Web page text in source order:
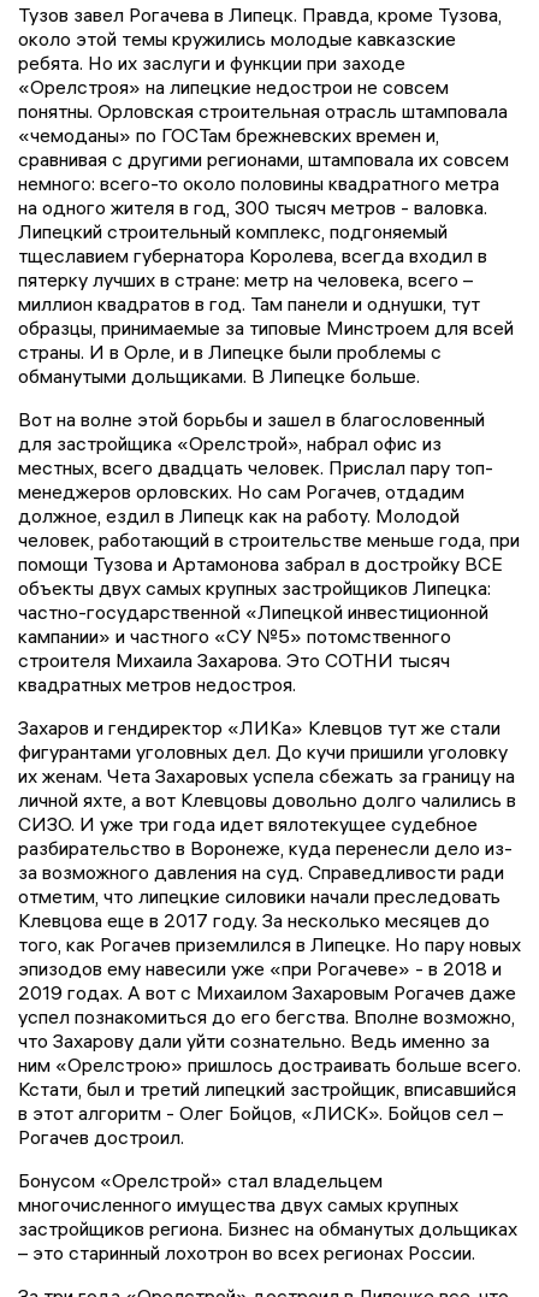
Тузов завел Рогачева в Липецк. Правда, кроме Тузова,
около этой темы кружились молодые кавказские
ребята. Но их заслуги и функции при заходе
«Орелстроя» на липецкие недострои не совсем
понятны. Орловская строительная отрасль штамповала
«чемоданы» по ГОСТам брежневских времен и,
сравнивая с другими регионами, штамповала их совсем
немного: всего-то около половины квадратного метра
на одного жителя в год, 300 тысяч метров - валовка.
Липецкий строительный комплекс, подгоняемый
тщеславием губернатора Королева, всегда входил в
пятерку лучших в стране: метр на человека, всего –
миллион квадратов в год. Там панели и однушки, тут
образцы, принимаемые за типовые Минстроем для всей
страны. И в Орле, и в Липецке были проблемы с
обманутыми дольщиками. В Липецке больше.
Вот на волне этой борьбы и зашел в благословенный
для застройщика «Орелстрой», набрал офис из
местных, всего двадцать человек. Прислал пару топ-
менеджеров орловских. Но сам Рогачев, отдадим
должное, ездил в Липецк как на работу. Молодой
человек, работающий в строительстве меньше года, при
помощи Тузова и Артамонова забрал в достройку ВСЕ
объекты двух самых крупных застройщиков Липецка:
частно-государственной «Липецкой инвестиционной
кампании» и частного «СУ №5» потомственного
строителя Михаила Захарова. Это СОТНИ тысяч
квадратных метров недостроя.
Захаров и гендиректор «ЛИКа» Клевцов тут же стали
фигурантами уголовных дел. До кучи пришили уголовку
их женам. Чета Захаровых успела сбежать за границу на
личной яхте, а вот Клевцовы довольно долго чалились в
СИЗО. И уже три года идет вялотекущее судебное
разбирательство в Воронеже, куда перенесли дело из-
за возможного давления на суд. Справедливости ради
отметим, что липецкие силовики начали преследовать
Клевцова еще в 2017 году. За несколько месяцев до
того, как Рогачев приземлился в Липецке. Но пару новых
эпизодов ему навесили уже «при Рогачеве» - в 2018 и
2019 годах. А вот с Михаилом Захаровым Рогачев даже
успел познакомиться до его бегства. Вполне возможно,
что Захарову дали уйти сознательно. Ведь именно за
ним «Орелстрою» пришлось достраивать больше всего.
Кстати, был и третий липецкий застройщик, вписавшийся
в этот алгоритм - Олег Бойцов, «ЛИСК». Бойцов сел –
Рогачев достроил.
Бонусом «Орелстрой» стал владельцем
многочисленного имущества двух самых крупных
застройщиков региона. Бизнес на обманутых дольщиках
– это старинный лохотрон во всех регионах России.